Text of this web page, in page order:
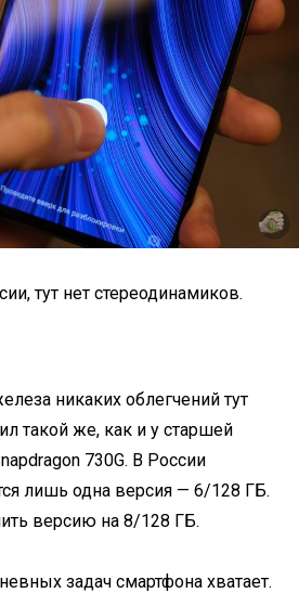
тут нет стереодинамиков.
никаких облегчений тут
такой же, как и у старшей
730G. В России
лишь одна версия — 6/128 ГБ.
версию на 8/128 ГБ.
задач смартфона хватает.